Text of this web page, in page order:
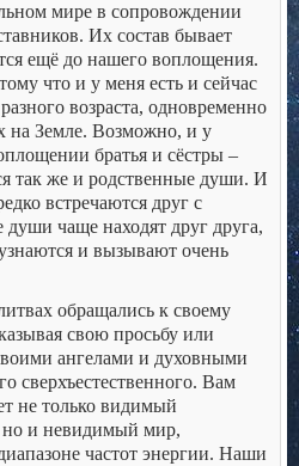
мире в сопровождении
Их состав бывает
ещё до нашего воплощения.
что и у меня есть и сейчас
возраста, одновременно
Земле. Возможно, и у
братья и сёстры –
так же и родственные души. И
встречаются друг с
души чаще находят друг друга,
и вызывают очень
обращались к своему
свою просьбу или
ангелами и духовными
сверхъестественного. Вам
не только видимый
но и невидимый мир,
частот энергии. Наши